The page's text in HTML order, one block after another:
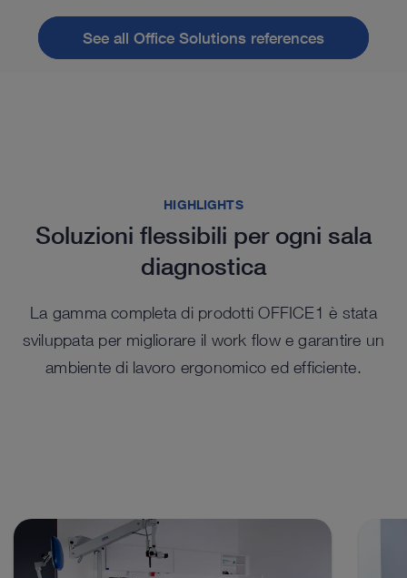
See all Office Solutions references
HIGHLIGHTS
Soluzioni flessibili per ogni sala
diagnostica
La gamma completa di prodotti OFFICE1 è stata
sviluppata per migliorare il work flow e garantire un
ambiente di lavoro ergonomico ed efficiente.